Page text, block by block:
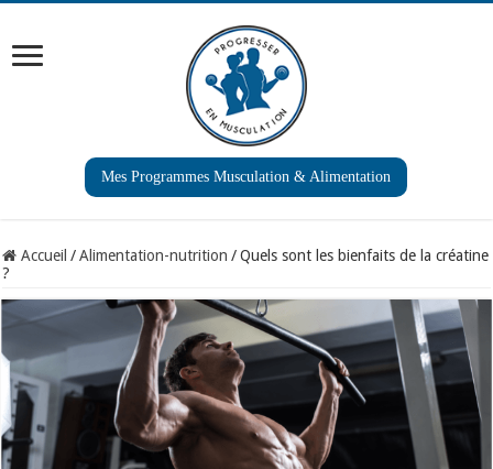
Mes Programmes Musculation & Alimentation
Accueil / Alimentation-nutrition / Quels sont les bienfaits de la créatine
?